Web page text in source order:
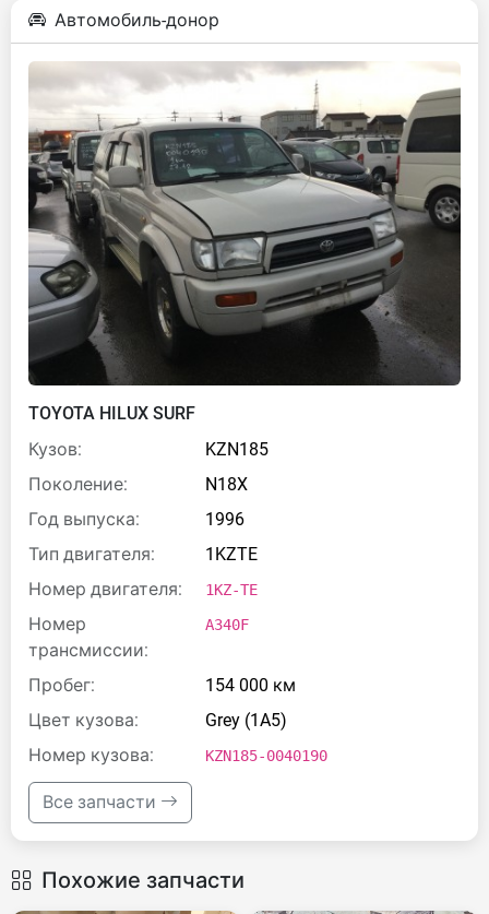
Автомобиль-донор
TOYOTA HILUX SURF
Кузов:
KZN185
Поколение:
N18X
Год выпуска:
1996
Тип двигателя:
1KZTE
Номер двигателя:
1KZ-TE
Номер
трансмиссии:
A340F
Пробег:
154 000 км
Цвет кузова:
Grey (1A5)
Номер кузова:
KZN185-0040190
Все запчасти
Похожие запчасти